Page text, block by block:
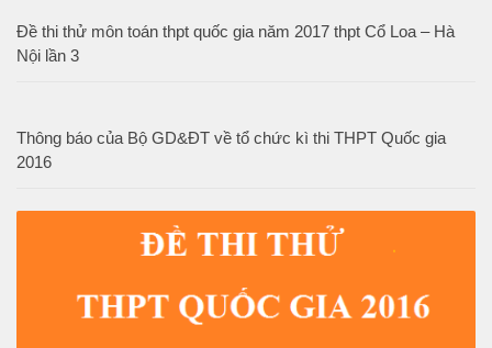
Đề thi thử môn toán thpt quốc gia năm 2017 thpt Cổ Loa – Hà
Nội lần 3
Thông báo của Bộ GD&ĐT về tổ chức kì thi THPT Quốc gia
2016